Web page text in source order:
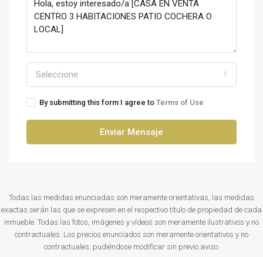
Seleccione
By submitting this form I agree to Terms of Use
Enviar Mensaje
Todas las medidas enunciadas son meramente orientativas, las medidas
exactas serán las que se expresen en el respectivo título de propiedad de cada
inmueble. Todas las fotos, imágenes y vídeos son meramente ilustrativos y no
contractuales. Los precios enunciados son meramente orientativos y no
contractuales, pudiéndose modificar sin previo aviso.